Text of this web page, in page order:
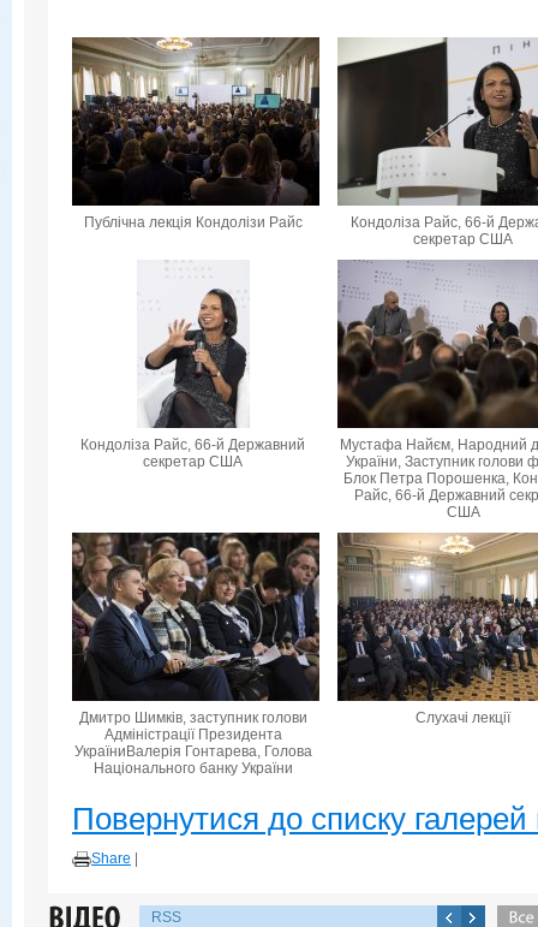
Публічна лекція Кондолізи Райс
Кондоліза Райс, 66-й
секретар США
Кондоліза Райс, 66-й Державний
секретар США
Мустафа Найєм, Народний
України, Заступник голови
Блок Петра Порошенка,
Райс, 66-й Державний
США
Дмитро Шимків, заступник голови
Адміністрації Президента
УкраїниВалерія Гонтарева, Голова
Національного банку України
Слухачі лекції
Повернутися до списку галерей
Share
RSS